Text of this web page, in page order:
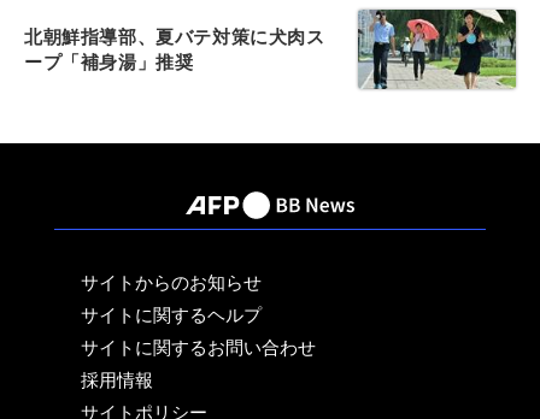
北朝鮮指導部、夏バテ対策に犬肉ス
ープ「補身湯」推奨
サイトからのお知らせ
サイトに関するヘルプ
サイトに関するお問い合わせ
採用情報
サイトポリシー